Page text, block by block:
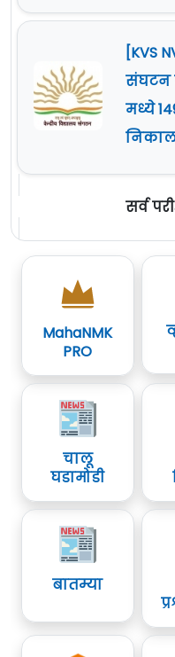
[KVS
संघटन
मध्ये
सर्व
MahaNMK
PRO
चालू
घडामोडी
बातम्या